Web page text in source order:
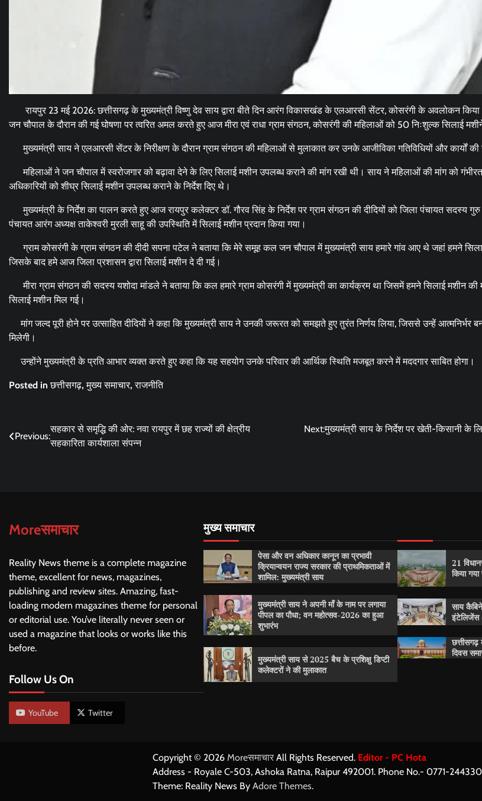
रायपुर 23 मई 2026: छत्तीसगढ़ के मुख्यमंत्री विष्णु देव साय द्वारा बीते दिन आरंग विकासखंड के एलआरसी सेंटर, कोसरंगी के अवलोकन किया
जन चौपाल के दौरान की गई घोषणा पर त्वरित अमल करते हुए आज मीरा एवं राधा ग्राम संगठन, कोसरंगी की महिलाओं को 50 निःशुल्क सिलाई
मुख्यमंत्री साय ने एलआरसी सेंटर के निरीक्षण के दौरान ग्राम संगठन की महिलाओं से मुलाकात कर उनके आजीविका गतिविधियों और कार्यों की
महिलाओं ने जन चौपाल में स्वरोजगार को बढ़ावा देने के लिए सिलाई मशीन उपलब्ध कराने की मांग रखी थी। साय ने महिलाओं की मांग को
अधिकारियों को शीघ्र सिलाई मशीन उपलब्ध कराने के निर्देश दिए थे।
मुख्यमंत्री के निर्देश का पालन करते हुए आज रायपुर कलेक्टर डॉ. गौरव सिंह के निर्देश पर ग्राम संगठन की दीदियों को जिला पंचायत सदस्य
पंचायत आरंग अध्यक्ष ताकेश्वरी मुरली साहू की उपस्थिति में सिलाई मशीन प्रदान किया गया।
ग्राम कोसरंगी के ग्राम संगठन की दीदी सपना पटेल ने बताया कि मेरे समूह कल जन चौपाल में मुख्यमंत्री साय हमारे गांव आए थे जहां हमने
जिसके बाद हमे आज जिला प्रशासन द्वारा सिलाई मशीन दे दी गई।
मीरा ग्राम संगठन की सदस्य यशोदा मांडले ने बताया कि कल हमारे ग्राम कोसरंगी में मुख्यमंत्री का कार्यक्रम था जिसमें हमने सिलाई मशीन की
सिलाई मशीन मिल गई।
मांग जल्द पूरी होने पर उत्साहित दीदियों ने कहा कि मुख्यमंत्री साय ने उनकी जरूरत को समझते हुए तुरंत निर्णय लिया, जिससे उन्हें आत्मनिर्भर
मिलेगी।
उन्होंने मुख्यमंत्री के प्रति आभार व्यक्त करते हुए कहा कि यह सहयोग उनके परिवार की आर्थिक स्थिति मजबूत करने में मददगार साबित होगा।
Posted inछत्तीसगढ़,मुख्य समाचार,राजनीति
Post
Previous:
सहकार से समृद्धि की ओर: नवा रायपुर में छह राज्यों की क्षेत्रीय
सहकारिता कार्यशाला संपन्न
Next:मुख्यमंत्री साय के निर्देश पर खेती-किसानी के
Moreसमाचार
Reality News theme is a complete magazine
theme, excellent for news, magazines,
publishing and review sites. Amazing, fast-
loading modern magazines theme for personal
or editorial use. You’ve literally never seen or
used a magazine that looks or works like this
before.
Follow Us On
YouTube Twitter
मुख्य समाचार
पेसा और वन अधिकार कानून का प्रभावी
क्रियान्वयन राज्य सरकार की प्राथमिकताओं में
शामिल: मुख्यमंत्री साय
मुख्यमंत्री साय ने अपनी माँ के नाम पर लगाया
पीपल का पौधा; वन महोत्सव-2026 का हुआ
शुभारंभ
मुख्यमंत्री साय से 2025 बैच के प्रशिक्षु डिप्टी
कलेक्टरों ने की मुलाकात
21
किया गया
साय
इंटेलिजेंस
दिवस
Copyright © 2026 MoreसमाचारAll Rights Reserved. Editor - PC Hota
Address - Royale C-503, Ashoka Ratna, Raipur 492001. Phone No.- 0771-
Theme: Reality News By Adore Themes.